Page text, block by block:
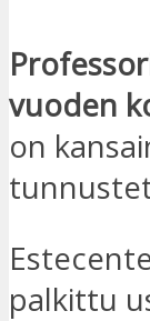
vuoden
on
palkittu